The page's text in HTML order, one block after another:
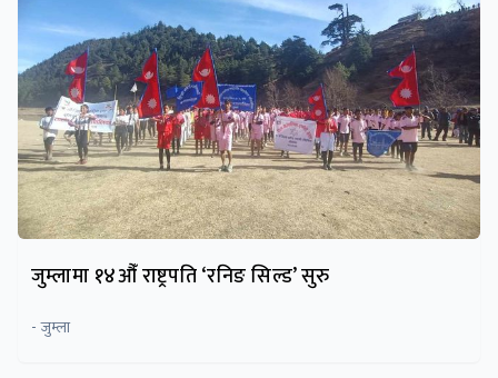
जुम्लामा १४औँ राष्ट्रपति ‘रनिङ सिल्ड’ सुरु
- जुम्ला